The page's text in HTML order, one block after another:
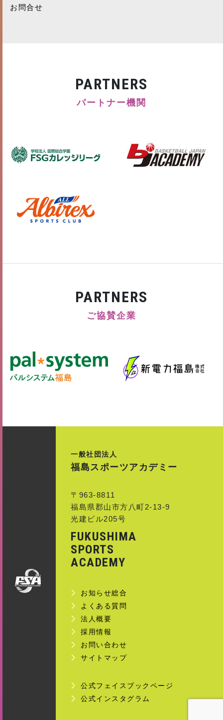
お問合せ
PARTNERS
パートナー機関
PARTNERS
ご協賛企業
一般社団法人
福島スポーツアカデミー
〒963-8811
福島県郡山市方八町2-13-9
光建ビル205号
FUKUSHIMA
SPORTS
ACADEMY
お知らせ総合
よくある質問
法人概要
採用情報
お問い合わせ
サイトマップ
公式フェイスブックページ
公式インスタグラム